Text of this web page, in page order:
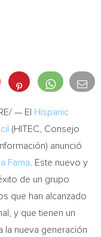
— El
Hispanic
(HITEC, Consejo
anunció
Fama . Este nuevo y
de un grupo
que han alcanzado
y que tienen un
la nueva generación